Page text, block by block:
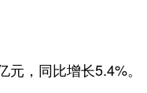
，同比增长5.4%。